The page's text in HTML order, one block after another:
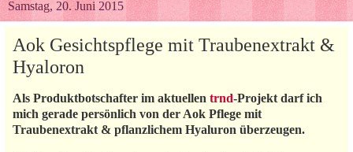
Samstag, 20. Juni 2015
Aok Gesichtspflege mit Traubenextrakt &
Hyaloron
Als Produktbotschafter im aktuellen trnd-Projekt darf ich
mich gerade persönlich von der Aok Pflege mit
Traubenextrakt & pflanzlichem Hyaluron überzeugen.